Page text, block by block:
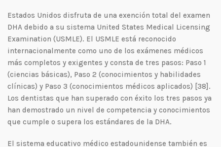
Estados Unidos disfruta de una exención total del examen
DHA debido a su sistema United States Medical Licensing
Examination (USMLE). El USMLE está reconocido
internacionalmente como uno de los exámenes médicos
más completos y exigentes y consta de tres pasos: Paso 1
(ciencias básicas), Paso 2 (conocimientos y habilidades
clínicas) y Paso 3 (conocimientos médicos aplicados) [38].
Los dentistas que han superado con éxito los tres pasos ya
han demostrado un nivel de competencia y conocimientos
que cumple o supera los estándares de la DHA.
El sistema educativo médico estadounidense también es